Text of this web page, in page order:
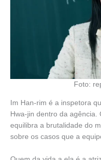
Foto:
Im Han-rim é a inspetora
Hwa-jin dentro da agência.
equilibra a brutalidade do
sobre os casos que a